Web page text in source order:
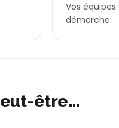
Vos
démarche.
être…